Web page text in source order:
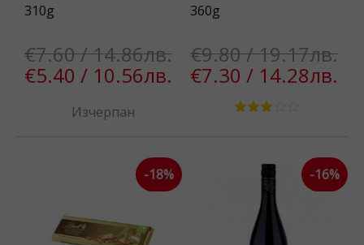
310g
€7.60 / 14.86лв.
€5.40 / 10.56лв.
Изчерпан
360g
€9.80 / 19.17лв.
€7.30 / 14.28лв.
-18% -16%